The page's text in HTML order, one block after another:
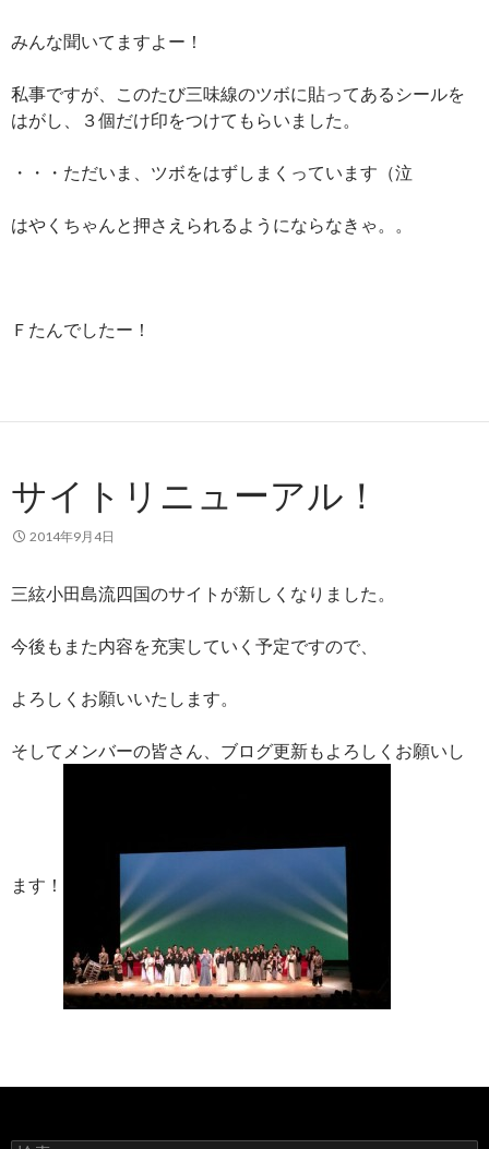
みんな聞いてますよー！
私事ですが、このたび三味線のツボに貼ってあるシールを
はがし、３個だけ印をつけてもらいました。
・・・ただいま、ツボをはずしまくっています（泣
はやくちゃんと押さえられるようにならなきゃ。。
Ｆたんでしたー！
サイトリニューアル！
2014年9月4日
三絃小田島流四国のサイトが新しくなりました。
今後もまた内容を充実していく予定ですので、
よろしくお願いいたします。
そしてメンバーの皆さん、ブログ更新もよろしくお願いし
ます！